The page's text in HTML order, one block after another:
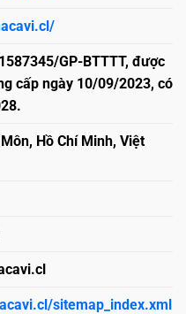
GP-BTTTT, được
cấp ngày 10/09/2023, có
Hồ Chí Minh, Việt
sitemap_index.xml